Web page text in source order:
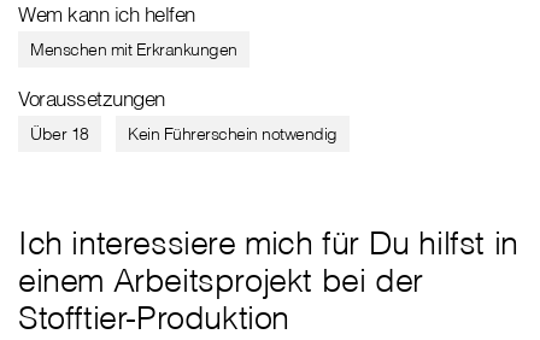
Wem kann ich helfen
Menschen mit Erkrankungen
Voraussetzungen
Über 18 Kein Führerschein notwendig
Ich interessiere mich für Du hilfst in
einem Arbeitsprojekt bei der
Stofftier-Produktion